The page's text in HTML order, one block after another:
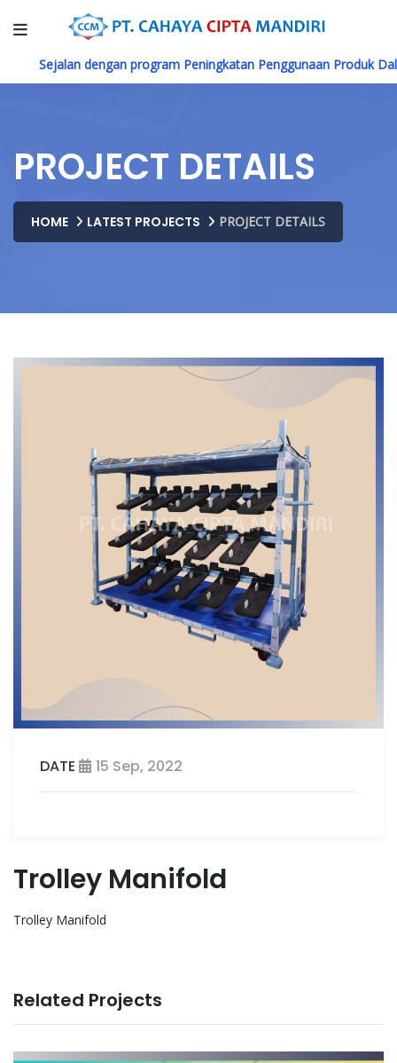
Sejalan dengan program Peningkatan Penggunaan Produk
PROJECT DETAILS
HOME LATEST PROJECTS PROJECT DETAILS
DATE 15 Sep, 2022
Trolley Manifold
Trolley Manifold
Related Projects